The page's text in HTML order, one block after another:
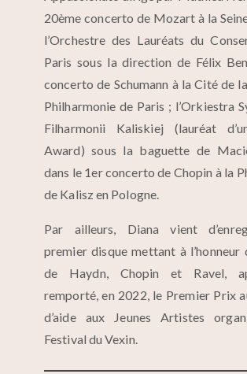
20ème concerto de Mozart à la
l’Orchestre des Lauréats du
Paris sous la direction de Félix
concerto de Schumann à la Cité de
Philharmonie de Paris ; l’Orkiestra
Filharmonii Kaliskiej (lauréat
Award) sous la baguette de
dans le 1er concerto de Chopin à la
de Kalisz en Pologne.
Par ailleurs, Diana vient
premier disque mettant à l’honneur
de Haydn, Chopin et Ravel,
remporté, en 2022, le Premier Prix
d’aide aux Jeunes Artistes
Festival du Vexin.